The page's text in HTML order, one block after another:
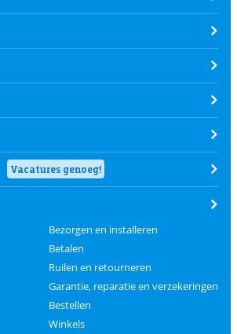
Vacatures genoeg!
Bezorgen en installeren
Betalen
Ruilen en retourneren
Garantie, reparatie en verzekeringen
Bestellen
Winkels